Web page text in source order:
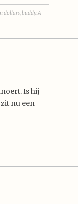
dollars, buddy. A
Is hij
nu een